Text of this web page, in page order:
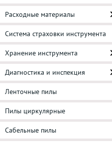
Расходные материалы
Система страховки инструмента
Хранение инструмента
Диагностика и инспекция
Ленточные пилы
Пилы циркулярные
Сабельные пилы